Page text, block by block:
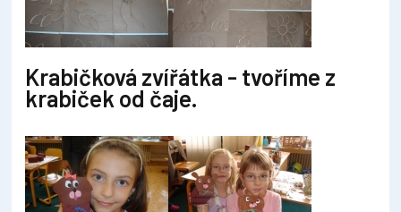
Krabičková zvířátka - tvoříme z
krabiček od čaje.